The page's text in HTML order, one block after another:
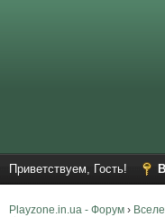
Приветствуем, Гость!
Playzone.in.ua - Форум ›